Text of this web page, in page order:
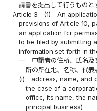
請書を提出して行うものと
Article 3
(1)
An
provisions of Article 10,
an application for
to be filed by submitting
information set forth in
一
申請者の住所、氏名
所の所在地、名称、代表
(i)
address, name, and
the case of a
office, its name, the
principal business);